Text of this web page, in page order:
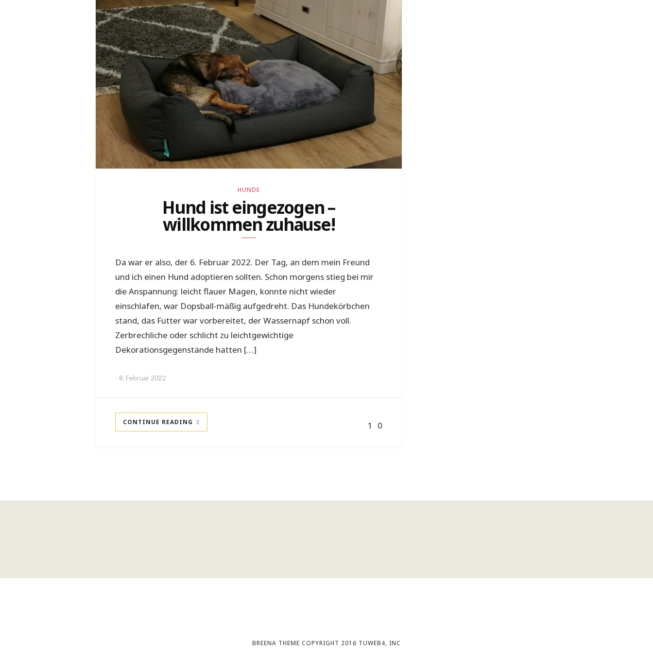
HUNDE
Hund ist eingezogen –
willkommen zuhause!
Da war er also, der 6. Februar 2022. Der Tag, an dem mein Freund
und ich einen Hund adoptieren sollten. Schon morgens stieg bei mir
die Anspannung: leicht flauer Magen, konnte nicht wieder
einschlafen, war Dopsball-mäßig aufgedreht. Das Hundekörbchen
stand, das Futter war vorbereitet, der Wassernapf schon voll.
Zerbrechliche oder schlicht zu leichtgewichtige
Dekorationsgegenstände hatten […]
- 8. Februar 2022
CONTINUE READING 1 0
BREENA THEME COPYRIGHT 2016 TUWEB4, INC